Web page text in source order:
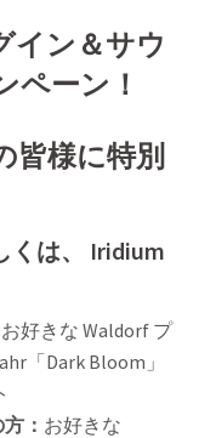
イン＆サウ
ペーン！
皆様に特別
くは、 Iridium
お好きな Waldorf プ
「Dark Bloom」
： お好きな